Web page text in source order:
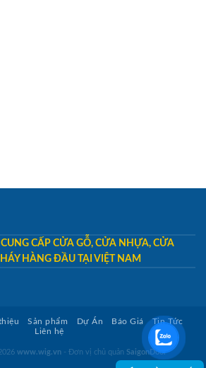
CẤP CỬA GỖ, CỬA NHỰA, CỬA
HÀNG ĐẦU TẠI VIỆT NAM
Sản phẩm Dự Án Báo Giá
Tin Tức
Liên hệ
www.wig.vn - Đơn vị chủ quản SaigonDoor